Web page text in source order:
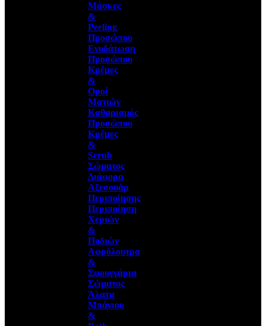
Μάσκες
&
Peeling
Προσώπου
Ενυδάτωση
Προσώπου
Κρέμες
&
Οροί
Ματιών
Καθαρισμός
Προσώπου
Κρέμες
&
Scrub
Σώματος
Διάφορα
Αξεσουάρ
Περιποίησης
Περιποίηση
Χεριών
&
Ποδιών
Αφρόλουτρα
&
Σφουγγάρια
Σώματος
Άλατα
Μπάνιου
&